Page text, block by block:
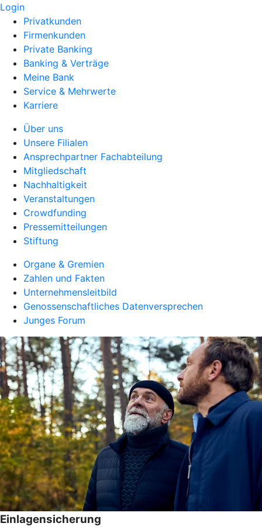
Login
Privatkunden
Firmenkunden
Private Banking
Banking & Verträge
Meine Bank
Service & Mehrwerte
Karriere
Über uns
Unsere Filialen
Ansprechpartner Fachabteilung
Mitgliedschaft
Nachhaltigkeit
Veranstaltungen
Crowdfunding
Pressemitteilungen
Stiftung
Organe & Gremien
Zahlen und Fakten
Unternehmensleitbild
Genossenschaftliches Datenversprechen
Junges Forum
Einlagensicherung